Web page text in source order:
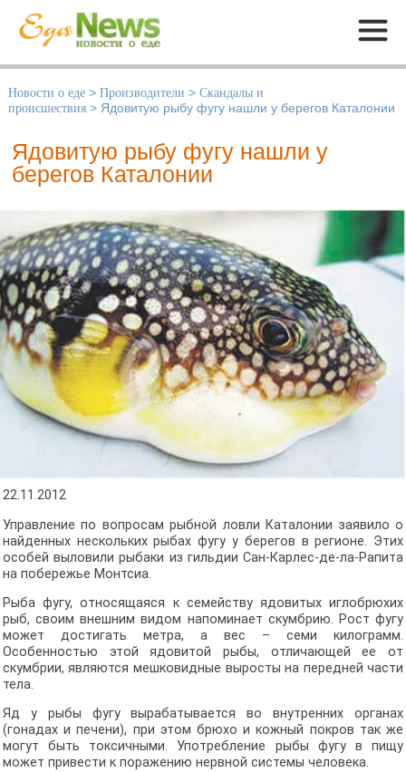
Меню
Новости о еде > Производители > Скандалы и
происшествия > Ядовитую рыбу фугу нашли у берегов Каталонии
Ядовитую рыбу фугу нашли у
берегов Каталонии
22.11.2012
Управление по вопросам рыбной ловли Каталонии заявило о
найденных нескольких рыбах фугу у берегов в регионе. Этих
особей выловили рыбаки из гильдии Сан-Карлес-де-ла-Рапита
на побережье Монтсиа.
Рыба фугу, относящаяся к семейству ядовитых иглобрюхих
рыб, своим внешним видом напоминает скумбрию. Рост фугу
может достигать метра, а вес – семи килограмм.
Особенностью этой ядовитой рыбы, отличающей ее от
скумбрии, являются мешковидные выросты на передней части
тела.
Яд у рыбы фугу вырабатывается во внутренних органах
(гонадах и печени), при этом брюхо и кожный покров так же
могут быть токсичными. Употребление рыбы фугу в пищу
может привести к поражению нервной системы человека.